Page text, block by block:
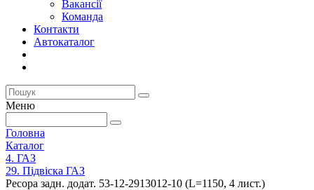
Вакансії
Команда
Контакти
Автокаталог
Меню
Головна
Каталог
4. ГАЗ
29. Підвіска ГАЗ
Ресора задн. додат. 53-12-2913012-10 (L=1150, 4 лист.)